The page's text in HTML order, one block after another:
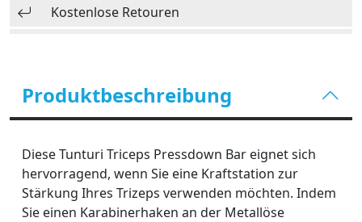
Kostenlose Retouren
Produktbeschreibung
Diese Tunturi Triceps Pressdown Bar eignet sich
hervorragend, wenn Sie eine Kraftstation zur
Stärkung Ihres Trizeps verwenden möchten. Indem
Sie einen Karabinerhaken an der Metallöse